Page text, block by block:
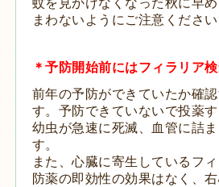
蚊を見かけなくなった秋に早
まわないようにご注意ください
＊予防開始前にはフィラリア
前年の予防ができていたか確
す。予防できていないで投薬
幼虫が急速に死滅、血管に詰
す。
また、心臓に寄生しているフ
防薬の即効性の効果はなく、